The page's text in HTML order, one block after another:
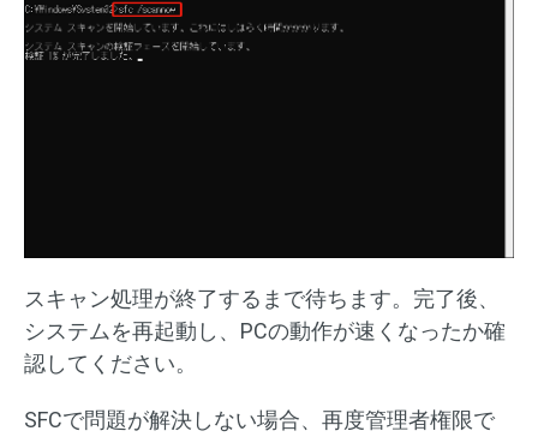
スキャン処理が終了するまで待ちます。完了後、
システムを再起動し、PCの動作が速くなったか確
認してください。
SFCで問題が解決しない場合、再度管理者権限で